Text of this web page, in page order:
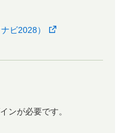
ビ2028）
ンが必要です。